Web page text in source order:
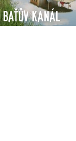
Baťův kanál